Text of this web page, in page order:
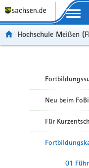
Portalübergreifende
Hochschule Meißen
Neu beim
Für
01